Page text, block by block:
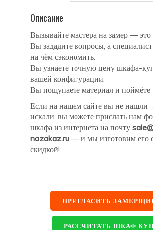
Описание
Вызывайте мастера на замер — это
Вы зададите вопросы, а специалист
на чём сэкономить.
Вы узнаете точную цену шкафа-
вашей конфигурации.
Вы пощупаете материал и поймёте
Если на нашем сайте вы не нашли
искали, вы можете прислать нам
шкафа из интернета на почту
nazakaz.ru — и мы изготовим его
скидкой!
ПРИГЛАСИТЬ
РАССЧИТАТЬ ШКАФ